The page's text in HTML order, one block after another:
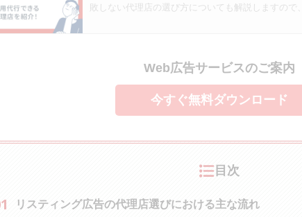
敗しない代理店の選び方についても解説しますので
Web広告サービスのご案内
今すぐ無料ダウンロード
目次
リスティング広告の代理店選びにおける主な流れ